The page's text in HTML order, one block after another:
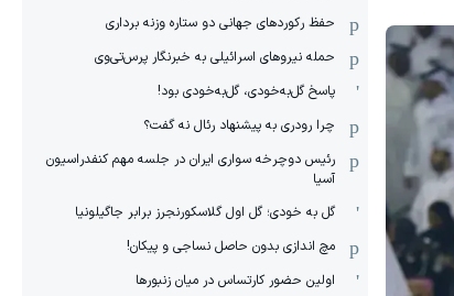
حفظ رکوردهای جهانی دو ستاره وزنه برداری
حمله نیروهای اسرائیلی به خبرنگار پرس‌تی‌وی
پاسخ گل‌به‌خودی، گل‌به‌خودی بود!
چرا رودری به پیشنهاد رئال نه گفت؟
رئیس دوچرخه سواری ایران در جلسه مهم کنفدراسیون
آسیا
گل به خودی؛ گل اول گلاسکورنجرز برابر جاگیلونیا
مچ اندازی بدون حاصل نساجی و پیکان!
اولین حضور کارتساس در میان زنبورها